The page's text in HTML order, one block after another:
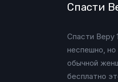
Спасти
Спасти Веру
неспешно,
обычной
бесплатно